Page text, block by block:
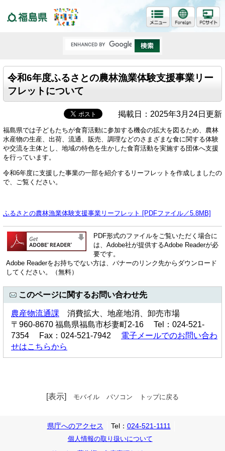
令和6年度ふるさとの農林漁業体験支援事業リー
フレットについて
掲載日：2025年3月24日更新
福島県では子どもたちが食育活動に参加する機会の拡大を図るため、農林
水産物の生産、出荷、流通、販売、調理などのさまざまな食に関する体験
や交流を主体とし、地域の特色を生かした食育活動を実施する団体へ支援
を行っています。
令和6年度に支援した事業の一部を紹介するリーフレットを作成しましたの
で、ご覧ください。
ふるさとの農林漁業体験支援事業リーフレット [PDFファイル／5.8MB]
PDF形式のファイルをご覧いただく場合に
は、Adobe社が提供するAdobe Readerが必
要です。
Adobe Readerをお持ちでない方は、バナーのリンク先からダウンロード
してください。（無料）
このページに関するお問い合わせ先
農産物流通課 消費拡大、地産地消、卸売市場
〒960-8670 福島県福島市杉妻町2-16 Tel：024-521-
7354 Fax：024-521-7942 電子メールでのお問い合わ
せはこちらから
[表示] モバイル パソコン トップに戻る
県庁へのアクセス Tel： 024-521-1111
個人情報の取り扱いについて